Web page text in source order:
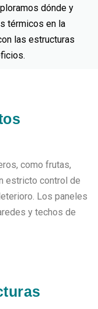
dónde y
térmicos en la
las estructuras
como frutas,
estricto control de
Los paneles
y techos de